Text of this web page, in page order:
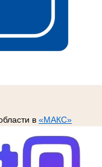
в «МАКС»